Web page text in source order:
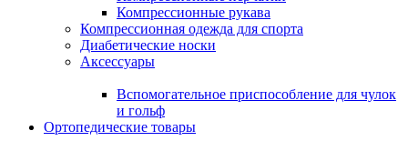
Компрессионные рукава
Компрессионная одежда для спорта
Диабетические носки
Аксессуары
Вспомогательное приспособление для чулок
и гольф
Ортопедические товары